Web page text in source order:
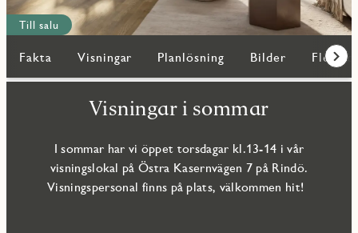
Till salu
Fakta Visningar Planlösning Bilder Fler
Visningar i sommar
I sommar har vi öppet torsdagar kl.13-14 i vår
visningslokal på Östra Kasernvägen 7 på Rindö.
Visningspersonal finns på plats, välkommen hit!